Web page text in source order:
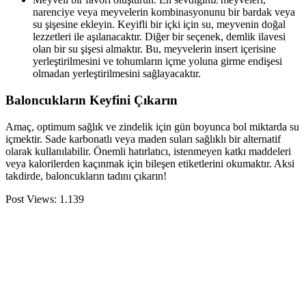
narenciye veya meyvelerin kombinasyonunu bir bardak veya
su şişesine ekleyin. Keyifli bir içki için su, meyvenin doğal
lezzetleri ile aşılanacaktır. Diğer bir seçenek, demlik ilavesi
olan bir su şişesi almaktır. Bu, meyvelerin insert içerisine
yerleştirilmesini ve tohumların içme yoluna girme endişesi
olmadan yerleştirilmesini sağlayacaktır.
Baloncukların Keyfini Çıkarın
Amaç, optimum sağlık ve zindelik için gün boyunca bol miktarda su
içmektir. Sade karbonatlı veya maden suları sağlıklı bir alternatif
olarak kullanılabilir. Önemli hatırlatıcı, istenmeyen katkı maddeleri
veya kalorilerden kaçınmak için bileşen etiketlerini okumaktır. Aksi
takdirde, baloncukların tadını çıkarın!
Post Views: 1.139